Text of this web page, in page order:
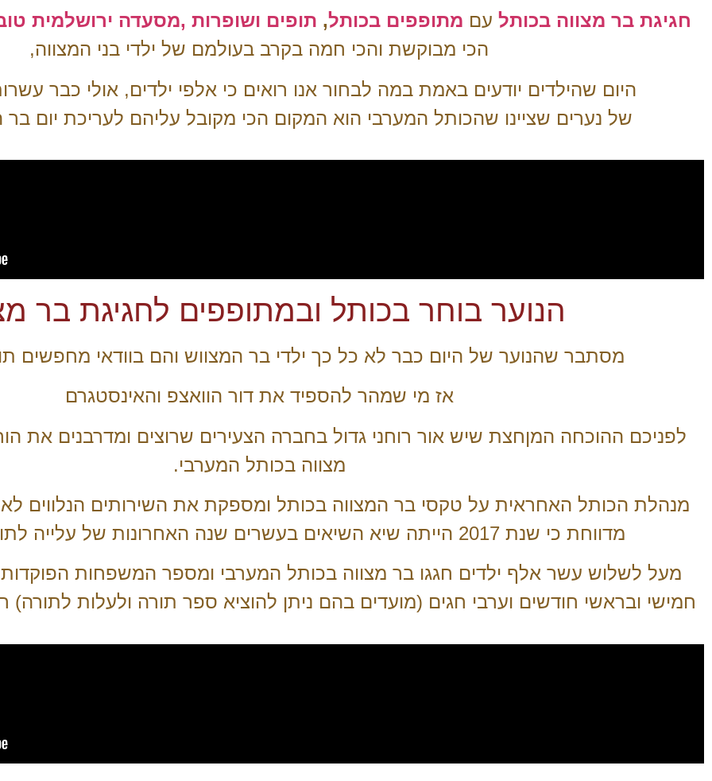
חגיגת בר מצווה בכותל עם מתופפים בכותל, תופים ושופרות ,מסעדה ירושלמית
הכי מבוקשת והכי חמה בקרב בעולמם של ילדי בני המצווה,
היום שהילדים יודעים באמת במה לבחור אנו רואים כי אלפי ילדים, אולי כבר
של נערים שציינו שהכותל המערבי הוא המקום הכי מקובל עליהם לעריכת יום
הנוער בוחר בכותל ובמתופפים לחגיגת בר
מסתבר שהנוער של היום כבר לא כל כך ילדי בר המצווש והם בוודאי מחפשים
אז מי שמהר להספיד את דור הוואצפ והאינסטגרם
לפניכם ההוכחה המןחצת שיש אור רוחני גדול בחברה הצעירים שרוצים ומדרבנים את
מצווה בכותל המערבי.
מנהלת הכותל האחראית על טקסי בר המצווה בכותל ומספקת את השירותים הנלווים
מדווחת כי שנת 2017 הייתה שיא השיאים בעשרים שנה האחרונות של עלייה לתורה בירושלים,
מעל לשלוש עשר אלף ילדים חגגו בר מצווה בכותל המערבי ומספר המשפחות
חמישי ובראשי חודשים וערבי חגים (מועדים בהם ניתן להוציא ספר תורה ולעלות לתורה)